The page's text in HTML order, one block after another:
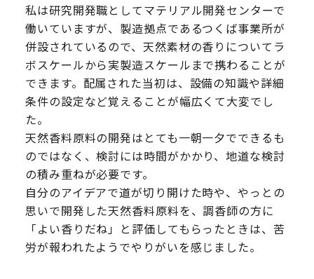
私は研究開発職としてマテリアル開発センターで
働いていますが、製造拠点であるつくば事業所が
併設されているので、天然素材の香りについてラ
ボスケールから実製造スケールまで携わることが
できます。配属された当初は、設備の知識や詳細
条件の設定など覚えることが幅広くて大変でし
た。
天然香料原料の開発はとても一朝一夕でできるも
のではなく、検討には時間がかかり、地道な検討
の積み重ねが必要です。
自分のアイデアで道が切り開けた時や、やっとの
思いで開発した天然香料原料を、調香師の方に
「よい香りだね」と評価してもらったときは、苦
労が報われたようでやりがいを感じました。